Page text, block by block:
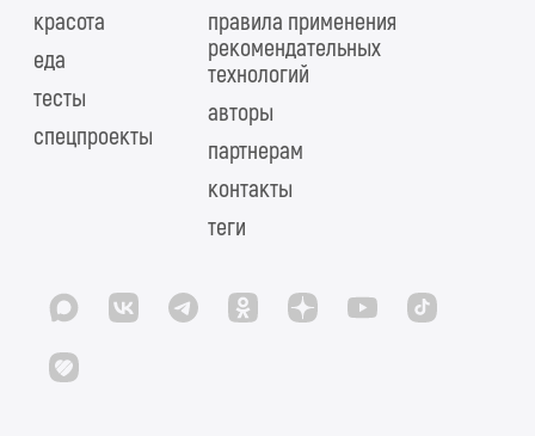
красота
еда
тесты
спецпроекты
правила применения
рекомендательных
технологий
авторы
партнерам
контакты
теги